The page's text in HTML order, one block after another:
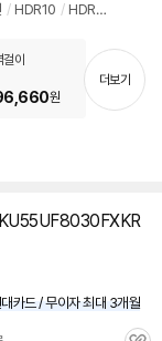
/ HDR10 / HDR자
/ 게임모드
웹OS
기
이
원
더보기
카드 / 무이자 최대 3개월